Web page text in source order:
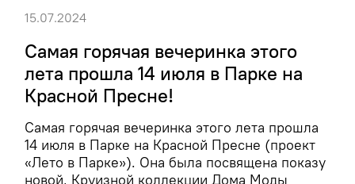
Самая горячая вечеринка этого
лета прошла 14 июля в Парке на
Красной Пресне!
Самая горячая вечеринка этого лета прошла
14 июля в Парке на Красной Пресне (проект
«Лето в Парке»). Она была посвящена показу
новой, Круизной коллекции Дома Моды
15.07.2024